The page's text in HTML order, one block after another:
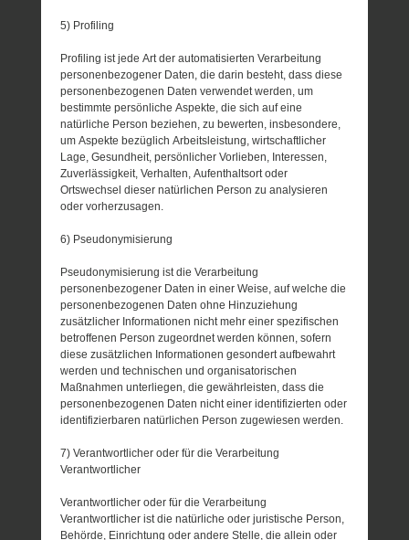
5) Profiling
Profiling ist jede Art der automatisierten Verarbeitung
personenbezogener Daten, die darin besteht, dass diese
personenbezogenen Daten verwendet werden, um
bestimmte persönliche Aspekte, die sich auf eine
natürliche Person beziehen, zu bewerten, insbesondere,
um Aspekte bezüglich Arbeitsleistung, wirtschaftlicher
Lage, Gesundheit, persönlicher Vorlieben, Interessen,
Zuverlässigkeit, Verhalten, Aufenthaltsort oder
Ortswechsel dieser natürlichen Person zu analysieren
oder vorherzusagen.
6) Pseudonymisierung
Pseudonymisierung ist die Verarbeitung
personenbezogener Daten in einer Weise, auf welche die
personenbezogenen Daten ohne Hinzuziehung
zusätzlicher Informationen nicht mehr einer spezifischen
betroffenen Person zugeordnet werden können, sofern
diese zusätzlichen Informationen gesondert aufbewahrt
werden und technischen und organisatorischen
Maßnahmen unterliegen, die gewährleisten, dass die
personenbezogenen Daten nicht einer identifizierten oder
identifizierbaren natürlichen Person zugewiesen werden.
7) Verantwortlicher oder für die Verarbeitung
Verantwortlicher
Verantwortlicher oder für die Verarbeitung
Verantwortlicher ist die natürliche oder juristische Person,
Behörde, Einrichtung oder andere Stelle, die allein oder